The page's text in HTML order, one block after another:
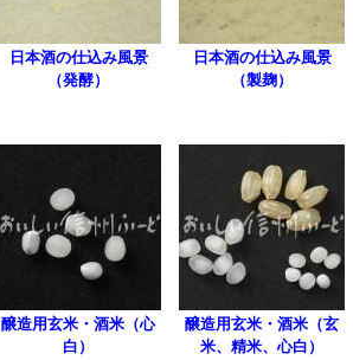
日本酒の仕込み風景
（発酵）
日本酒の仕込み風景
（製麹）
醸造用玄米・酒米（心
白）
醸造用玄米・酒米（玄
米、精米、心白）